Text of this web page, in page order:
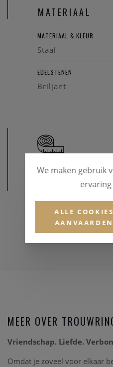
homo- of biseksuele tekens?
MATERIAAL
MATERIAAL & KLEUR
Staal
EDELSTENEN
Briljant
AFMETINGEN
MEER OVER
Vriendschap. Liefde.
Omdat je zoveel voor elkaar
We maken gebruik
ALLE COOKIES
AANVAARDEN